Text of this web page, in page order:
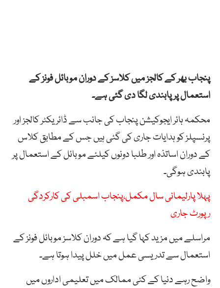
پنجاب بھر کے کالجز میں کلاسز کے دوران موبائل فونز کے
استعمال پر پابندی لگا دی گئی ہے۔
محکمہ ہائر ایجوکیشن پنجاب کی جانب سے ڈائریکٹر کالجز اور
پرنسپلز کو ہدایات جاری کی گئی ہیں جس کے مطابق کلاس
کے دوران اساتذہ اور طلبا دونوں کیلئے موبائل کے استعمال پر
پابندی ہوگی۔
پہلا پارلیمانی سال مکمل،پنجاب اسمبلی کی کارکردگی
رپورٹ جاری
مراسلے میں مزید کہا گیا ہے کہ دوران کلاسز موبائل فونز کے
استعمال سے تدریسی عمل میں خلل پیدا ہوتا ہے۔
واضح رہے دنیا کے کئی ممالک میں تعلیمی اداروں میں